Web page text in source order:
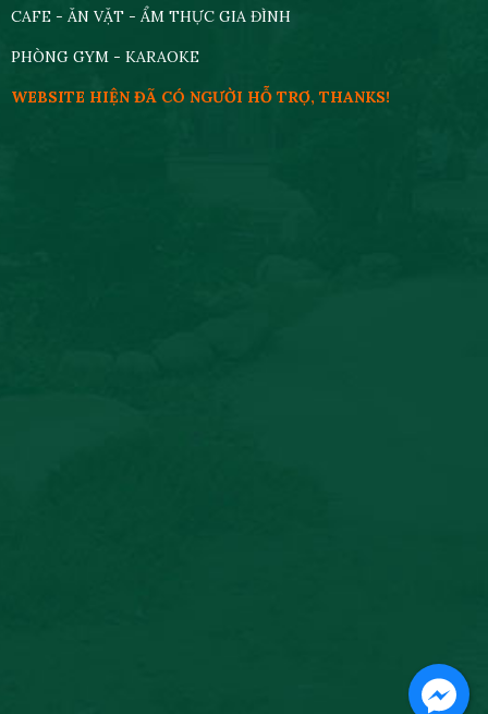
CAFE - ĂN VẶT - ẨM THỰC GIA ĐÌNH
PHÒNG GYM - KARAOKE
WEBSITE HIỆN ĐÃ CÓ NGƯỜI HỖ TRỢ, THANKS!